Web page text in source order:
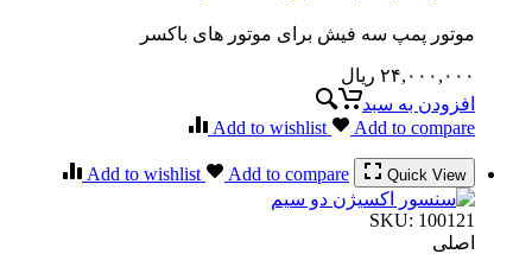
موتور پمپ سه فیش برای موتور های باکسر
۲۴,۰۰۰,۰۰۰ ریال
افزودن به سبد
Add to wishlist
Add to compare
Quick View
Add to wishlist Add to compare
SKU: 100121
اصلی